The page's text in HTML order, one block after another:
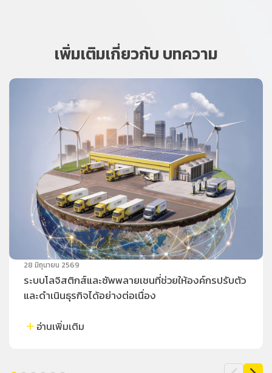
เพิ่มเติมเกี่ยวกับ บทความ
28 มิถุนายน 2569
ระบบโลจิสติกส์และซัพพลายเชนที่ช่วยให้องค์กรปรับตัว
และดำเนินธุรกิจได้อย่างต่อเนื่อง
อ่านเพิ่มเติม